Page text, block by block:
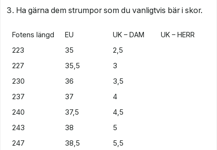
Ha gärna dem strumpor som du vanligtvis bär i skor.
Fotens längd EU UK – DAM
UK – HERR
223
35
2,5
227
35,5
3
230
36
3,5
237
37
4
240
37,5
4,5
243
38
5
247
38,5
5,5